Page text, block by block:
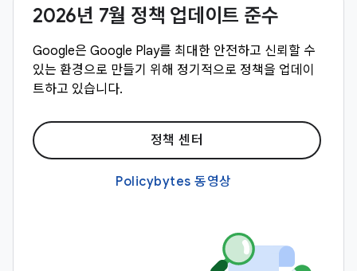
2026년 7월 정책 업데이트 준수
Google은 Google Play를 최대한 안전하고 신뢰할 수
있는 환경으로 만들기 위해 정기적으로 정책을 업데이
트하고 있습니다.
정책 센터
Policybytes 동영상